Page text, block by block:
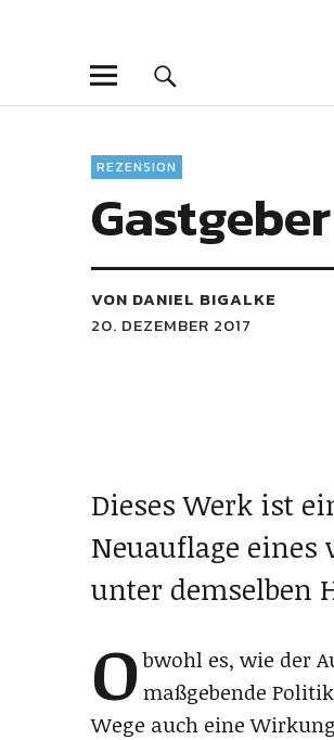
Blaue
REZENSION
VON DANIEL BIGALKE
20. DEZEMBER 2017
Dieses Werk ist
Neuauflage eines
unter demselben
O bwohl es, wie der
maßgebende
Wege auch eine